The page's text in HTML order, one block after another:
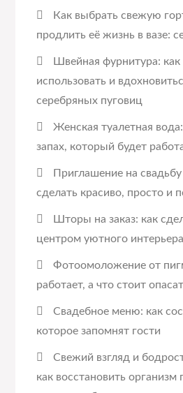
Как выбрать свежую
продлить её жизнь в вазе:
Швейная фурнитура: как
использовать и
серебряных пуговиц
Женская туалетная
запах, который будет
Приглашение на
сделать красиво, просто и
Шторы на заказ: как
центром уютного интерьера
Фотоомоложение от
работает, а что стоит
Свадебное меню: как
которое запомнят гости
Свежий взгляд и
как восстановить организм